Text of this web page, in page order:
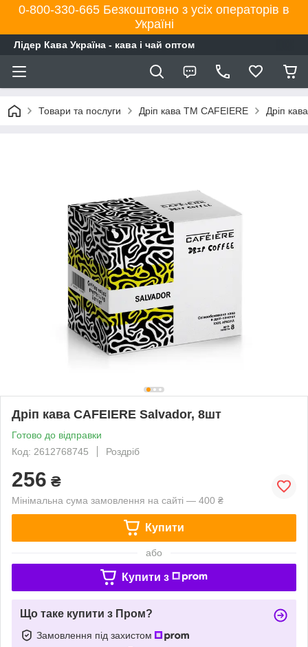
0-800-330-665 Безкоштовно з усіх операторів в
Україні
Лідер Кава Україна - кава і чай оптом
Товари та послуги Дріп кава ТМ CAFEIERE Дріп
Дріп кава CAFEIERE Salvador, 8шт
Готово до відправки
Код: 2612768745
Роздріб
256 ₴
Мінімальна сума замовлення на сайті — 400 ₴
Купити
або
Купити з
Що таке купити з Пром?
Замовлення під захистом